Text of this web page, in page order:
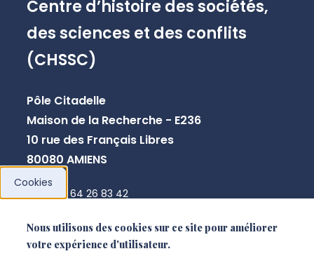
Centre d’histoire des sociétés,
des sciences et des conflits
(CHSSC)
Pôle Citadelle
Maison de la Recherche - E236
10 rue des Français Libres
80080 AMIENS
+33 3 64 26 83 42
NOUS CONTACTER
Cookies
Nous utilisons des cookies sur ce site pour améliorer
votre expérience d'utilisateur.